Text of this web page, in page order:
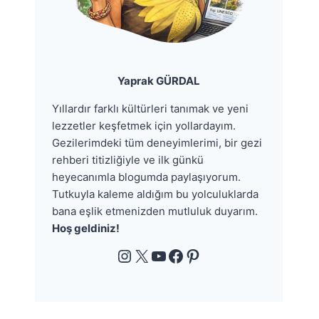
Yaprak GÜRDAL
Yıllardır farklı kültürleri tanımak ve yeni
lezzetler keşfetmek için yollardayım.
Gezilerimdeki tüm deneyimlerimi, bir gezi
rehberi titizliğiyle ve ilk günkü
heyecanımla blogumda paylaşıyorum.
Tutkuyla kaleme aldığım bu yolculuklarda
bana eşlik etmenizden mutluluk duyarım.
Hoş geldiniz!
Instagram
X YouTube
Facebook
Pinterest